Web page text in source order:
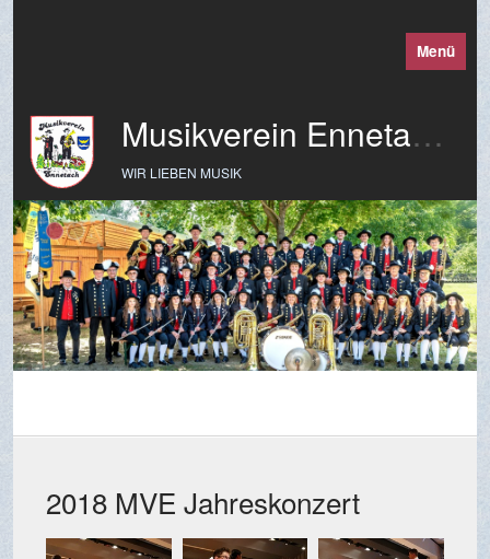
Menü
Musikverein Ennetach e. V.
WIR LIEBEN MUSIK
2018 MVE Jahreskonzert